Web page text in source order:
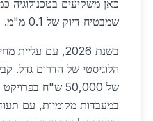
שמבטיח דיוק של 0.1 מ"מ.
בשנת 2026, עם
הלוגיסטי של הדרום גדל.
של 50,000 ש"ח
במעבדות מקומיות, עם